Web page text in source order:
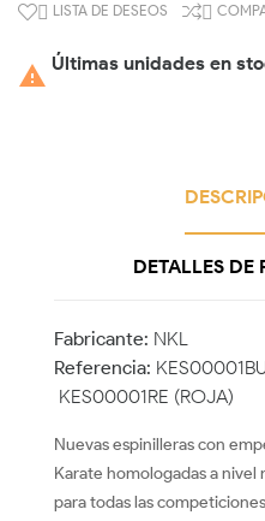
 LISTA DE DESEOS 
 Últimas unidades en
DETALLES DE
Fabricante: NKL
Referencia:
KES00001RE (ROJA)
Nuevas espinilleras con
Karate homologadas a nivel
para todas las